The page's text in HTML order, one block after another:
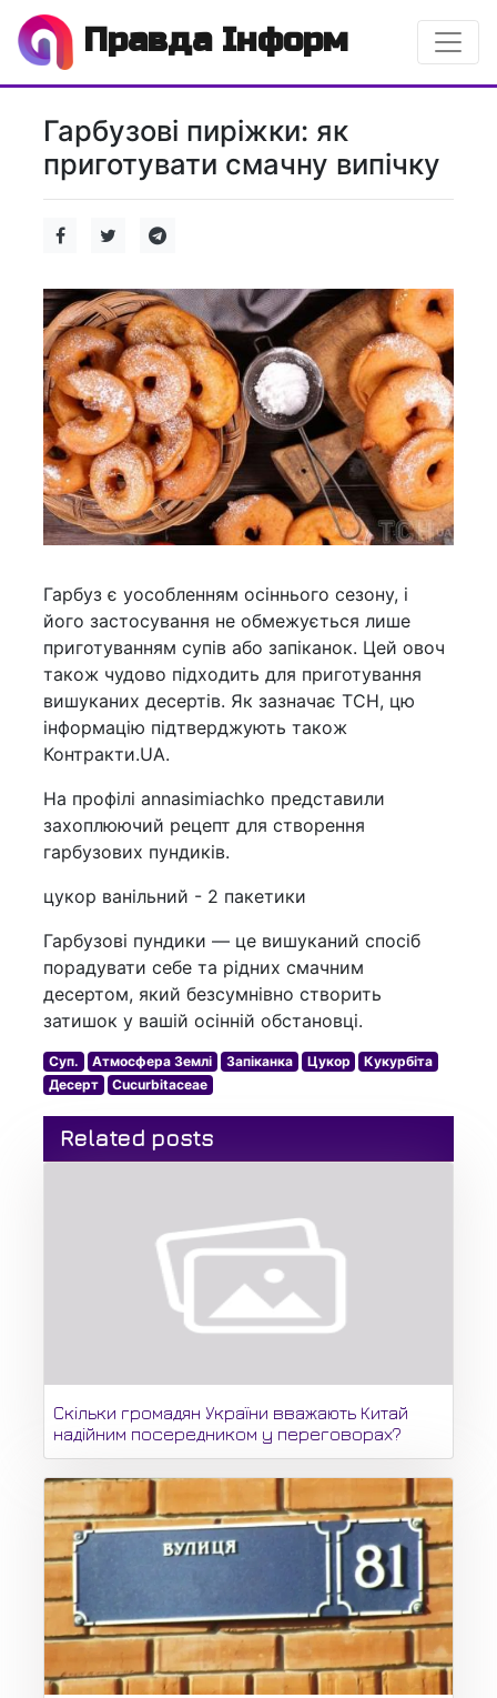
Правда Інформ
Гарбузові пиріжки: як
приготувати смачну випічку
Гарбуз є уособленням осіннього сезону, і
його застосування не обмежується лише
приготуванням супів або запіканок. Цей овоч
також чудово підходить для приготування
вишуканих десертів. Як зазначає ТСН, цю
інформацію підтверджують також
Контракти.UA.
На профілі annasimiachko представили
захоплюючий рецепт для створення
гарбузових пундиків.
цукор ванільний - 2 пакетики
Гарбузові пундики — це вишуканий спосіб
порадувати себе та рідних смачним
десертом, який безсумнівно створить
затишок у вашій осінній обстановці.
Суп. Атмосфера Землі Запіканка Цукор
Кукурбіта
Десерт
Cucurbitaceae
Related posts
Скільки громадян України вважають Китай
надійним посередником у переговорах?